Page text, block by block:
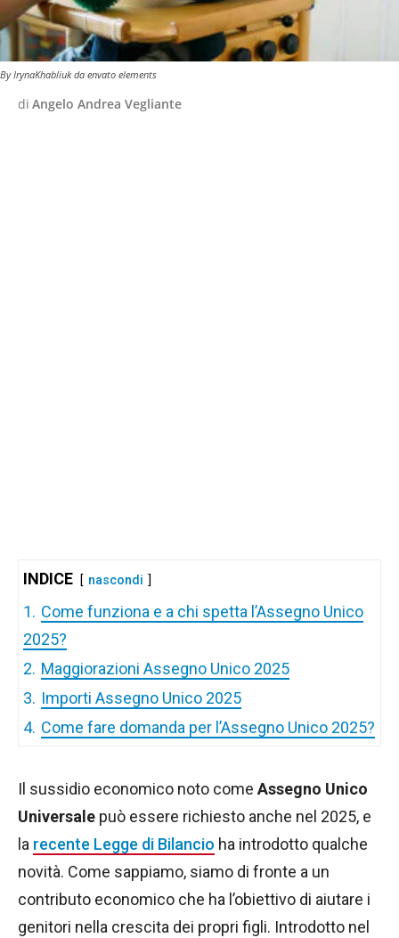
By IrynaKhabliuk da envato elements
di Angelo Andrea Vegliante
INDICE nascondi
1. Come funziona e a chi spetta l’Assegno Unico
2025?
2. Maggiorazioni Assegno Unico 2025
3. Importi Assegno Unico 2025
4. Come fare domanda per l’Assegno Unico 2025?
Il sussidio economico noto come Assegno Unico
Universale può essere richiesto anche nel 2025, e
la recente Legge di Bilancio ha introdotto qualche
novità. Come sappiamo, siamo di fronte a un
contributo economico che ha l’obiettivo di aiutare i
genitori nella crescita dei propri figli. Introdotto nel